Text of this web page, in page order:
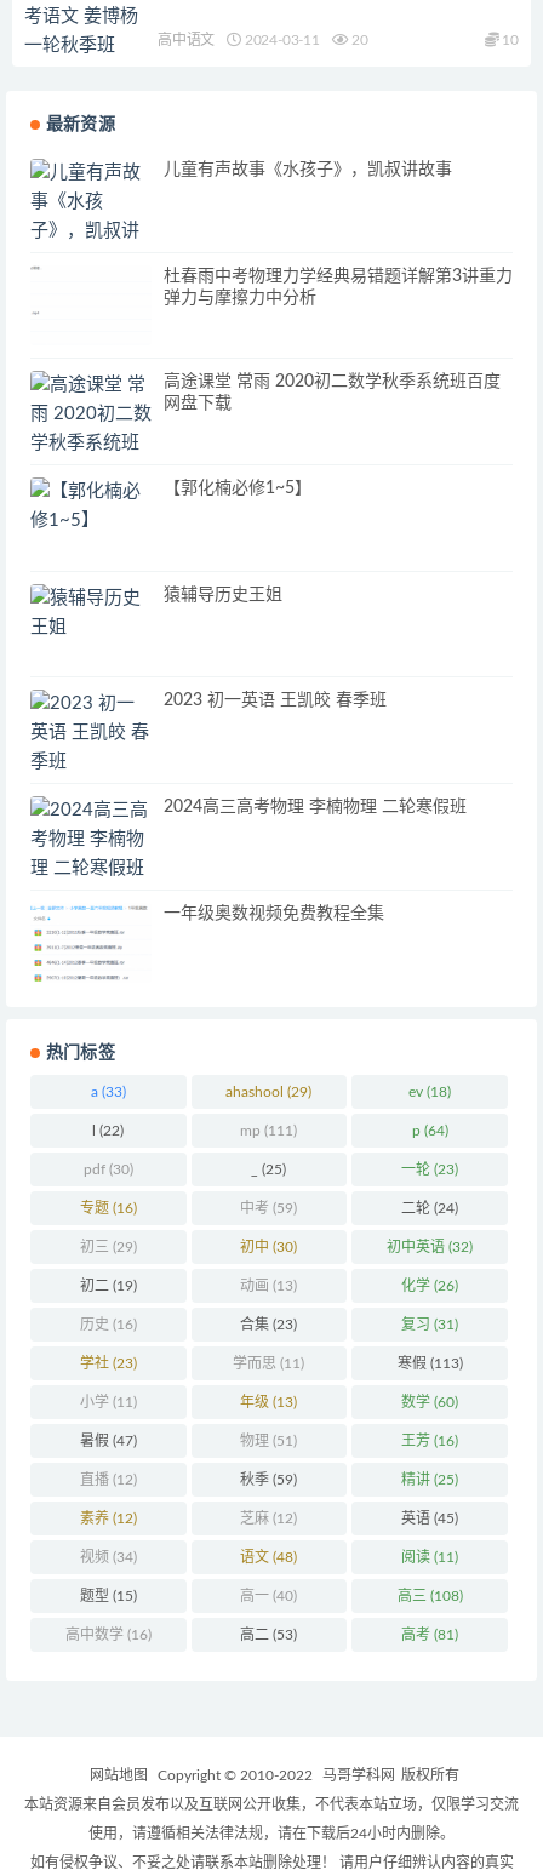
高中语文 2024-03-11 20 10
最新资源
儿童有声故事《水孩子》，凯叔讲故事
杜春雨中考物理力学经典易错题详解第3讲重力
弹力与摩擦力中分析
高途课堂 常雨 2020初二数学秋季系统班百度
网盘下载
【郭化楠必修1~5】
猿辅导历史王姐
2023 初一英语 王凯皎 春季班
2024高三高考物理 李楠物理 二轮寒假班
一年级奥数视频免费教程全集
热门标签
a(33) ahashool (29) ev (18)
(22) mp (111) p(64)
pdf(30) (25) 一轮 (23)
专题 (16) 中考 (59) 二轮 (24)
初三 (29) 初中 (30) 初中英语 (32)
初二 (19) 动画 (13) 化学 (26)
历史 (16) 合集 (23) 复习 (31)
学社(23) 学而思 (11) 寒假 (113)
小学(11) 年级 (13) 数学 (60)
暑假 (47) 物理 (51) 王芳 (16)
直播(12) 秋季 (59) 精讲 (25)
素养(12) 芝麻 (12) 英语 (45)
视频 (34) 语文 (48) 阅读 (11)
题型 (15) 高一 (40) 高三 (108)
高中数学(16) 高二 (53) 高考 (81)
网站地图 Copyright © 2010-2022 马哥学科网 版权所有
本站资源来自会员发布以及互联网公开收集，不代表本站立场，仅限学习交流
使用，请遵循相关法律法规，请在下载后24小时内删除。
如有侵权争议、不妥之处请联系本站删除处理！ 请用户仔细辨认内容的真实